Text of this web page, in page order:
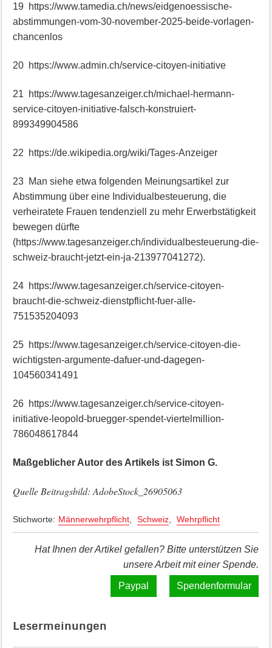
19 https://www.tamedia.ch/news/eidgenoessische-
abstimmungen-vom-30-november-2025-beide-vorlagen-
chancenlos
20 https://www.admin.ch/service-citoyen-initiative
21 https://www.tagesanzeiger.ch/michael-hermann-
service-citoyen-initiative-falsch-konstruiert-
899349904586
22 https://de.wikipedia.org/wiki/Tages-Anzeiger
23 Man siehe etwa folgenden Meinungsartikel zur
Abstimmung über eine Individualbesteuerung, die
verheiratete Frauen tendenziell zu mehr Erwerbstätigkeit
bewegen dürfte
(https://www.tagesanzeiger.ch/individualbesteuerung-die-
schweiz-braucht-jetzt-ein-ja-213977041272).
24 https://www.tagesanzeiger.ch/service-citoyen-
braucht-die-schweiz-dienstpflicht-fuer-alle-
751535204093
25 https://www.tagesanzeiger.ch/service-citoyen-die-
wichtigsten-argumente-dafuer-und-dagegen-
104560341491
26 https://www.tagesanzeiger.ch/service-citoyen-
initiative-leopold-bruegger-spendet-viertelmillion-
786048617844
Maßgeblicher Autor des Artikels ist Simon G.
Quelle Beitragsbild: AdobeStock_26905063
Stichworte: Männerwehrpflicht, Schweiz, Wehrpflicht
Hat Ihnen der Artikel gefallen? Bitte unterstützen Sie
unsere Arbeit mit einer Spende.
Spendenformular
Lesermeinungen